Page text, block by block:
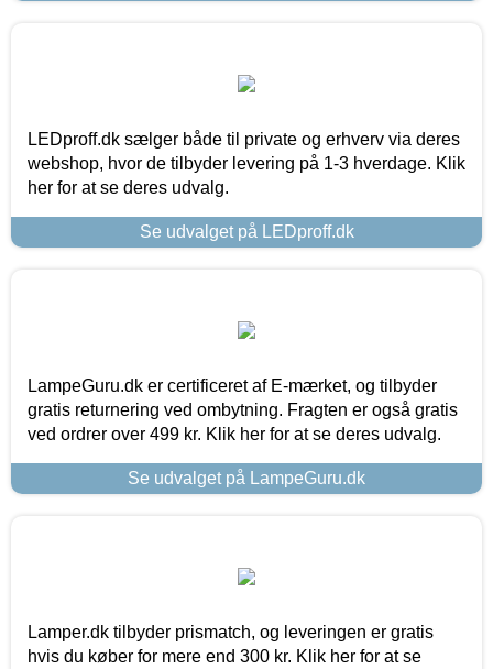
LEDproff.dk sælger både til private og erhverv via deres
webshop, hvor de tilbyder levering på 1-3 hverdage. Klik
her for at se deres udvalg.
Se udvalget på LEDproff.dk
LampeGuru.dk er certificeret af E-mærket, og tilbyder
gratis returnering ved ombytning. Fragten er også gratis
ved ordrer over 499 kr. Klik her for at se deres udvalg.
Se udvalget på LampeGuru.dk
Lamper.dk tilbyder prismatch, og leveringen er gratis
hvis du køber for mere end 300 kr. Klik her for at se